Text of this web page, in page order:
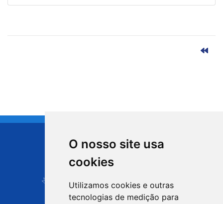
O nosso site usa
cookies
Utilizamos cookies e outras
tecnologias de medição para
CIDADE DE
Carapicuíba